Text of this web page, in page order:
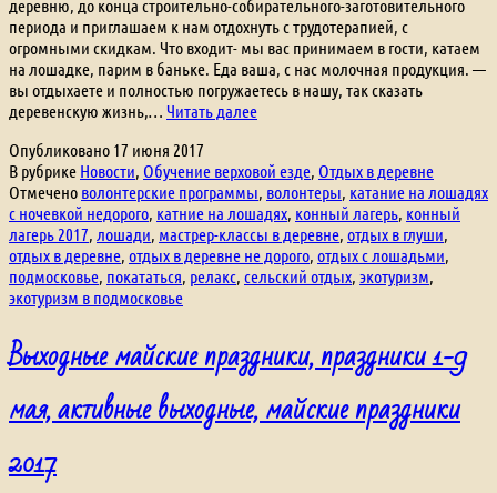
деревню, до конца строительно-собирательного-заготовительного
периода и приглашаем к нам отдохнуть с трудотерапией, с
огромными скидкам. Что входит- мы вас принимаем в гости, катаем
на лошадке, парим в баньке. Еда ваша, с нас молочная продукция. —
вы отдыхаете и полностью погружаетесь в нашу, так сказать
деревенскую жизнь,… Читать далееОтдых
мастер-
классы
Опубликовано 17 июня 2017
В рубрике Новости Обучение верховой езде Отдых в деревне
Отмечено волонтерские программы волонтеры катание на лошадях
с ночевкой недорого катние на лошадях конный лагерь конный
лагерь 2017 лошади мастрер-классы в деревне отдых в глуши
отдых в деревне отдых в деревне не дорого отдых с лошадьми
подмосковье покататься релакс сельский отдых экотуризм
экотуризм в подмосковье
Выходные майские праздники, праздники 1-9
мая, активные выходные, майские праздники
2017